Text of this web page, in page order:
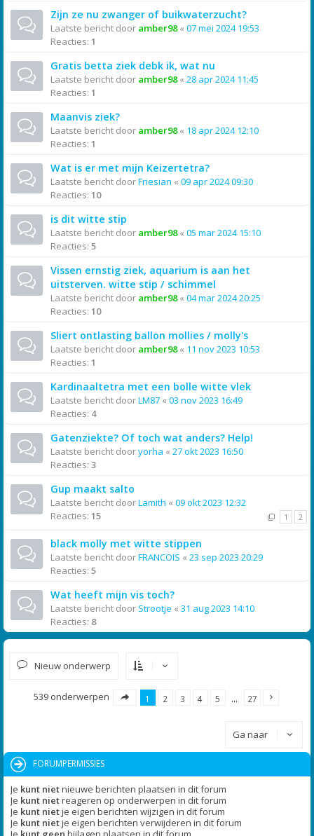
Zijn ze nu zwanger of buikwaterzucht?
Laatste bericht door amber98« 07 mei 2024 19:53
Reacties: 1
Gratis betta ziek debk ik, wat nu
Laatste bericht door amber98« 28 apr 2024 11:45
Reacties: 1
Maanvis ziek?
Laatste bericht door amber98« 18 apr 2024 12:10
Reacties: 1
Wat is er met mijn Keizertetra?
Laatste bericht doorFriesian « 09 apr 2024 09:30
Reacties: 10
is dit witte stip
Laatste bericht door amber98« 05 mar 2024 15:10
Reacties: 5
Vissen ernstig ziek, aquarium is aan het
uitsterven. witte stip / schimmel
Laatste bericht door amber98« 04 mar 2024 20:25
Reacties: 10
Sliert ontlasting ballon mollies / molly's
Laatste bericht door amber98« 11 nov 2023 10:53
Reacties: 1
Kardinaaltetra met een bolle witte vlek
Laatste bericht doorLM87 « 03 nov 2023 16:49
Reacties: 4
Gatenziekte? Of toch wat anders? Help!
Laatste bericht dooryorha « 27 okt 2023 16:50
Reacties: 3
Gup maakt salto
Laatste bericht doorLamith « 09 okt 2023 12:32
Reacties: 15 1 2
black molly met witte stippen
Laatste bericht doorFRANCOIS « 23 sep 2023 20:29
Reacties: 5
Wat heeft mijn vis toch?
Laatste bericht door Strootje « 31 aug 2023 14:10
Reacties: 8
Nieuw onderwerp
539 onderwerpen 1 2 3 4 5 … 27
Ga naar
FORUMPERMISSIES
Je kunt nietnieuwe berichten plaatsen in dit forum
Je kunt nietreageren op onderwerpen in dit forum
Je kunt nietje eigen berichten wijzigen in dit forum
Je kunt nietje eigen berichten verwijderen in dit forum